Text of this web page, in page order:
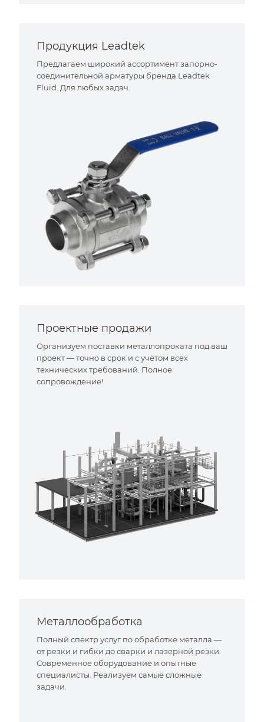
Продукция Leadtek
Предлагаем широкий ассортимент запорно-
соединительной арматуры бренда Leadtek
Fluid. Для любых задач.
Проектные продажи
Организуем поставки металлопроката под ваш
проект — точно в срок и с учётом всех
технических требований. Полное
сопровождение!
Металлообработка
Полный спектр услуг по обработке металла —
от резки и гибки до сварки и лазерной резки.
Современное оборудование и опытные
специалисты. Реализуем самые сложные
задачи.